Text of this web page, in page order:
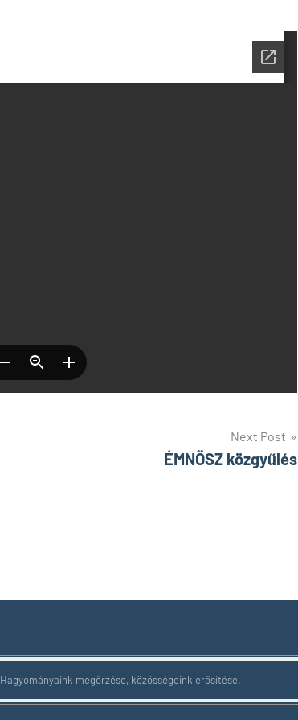
Next Post
ÉMNÖSZ közgyűlés
Hagyományaink megőrzése, közösségeink erősítése.